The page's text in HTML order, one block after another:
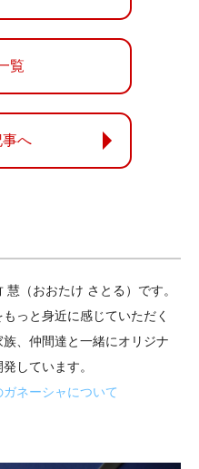
覧
事へ
慧（おおたけ さとる）です。
っと身近に感じていただく
族、仲間達と一緒にオリジナ
しています。
ガネーシャについて